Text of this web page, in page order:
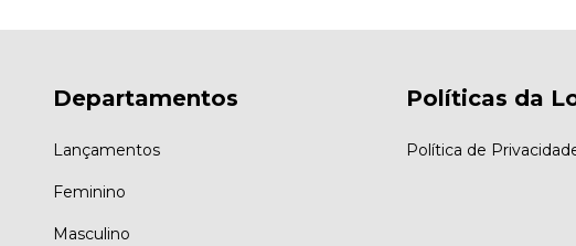
Departamentos
Lançamentos
Feminino
Masculino
Políticas da
Política de